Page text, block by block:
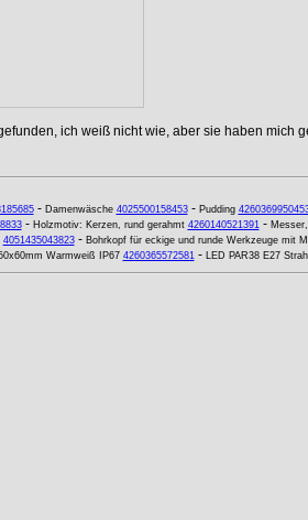
ich weiß nicht wie, aber sie haben mich
- Damenwäsche 4025500158453- Pudding
- Holzmotiv: Kerzen, rund gerahmt 4260140521391-
4051435043823- Bohrkopf für eckige und runde Werkzeuge mit
Warmweiß IP67 4260365572581- LED PAR38 E27